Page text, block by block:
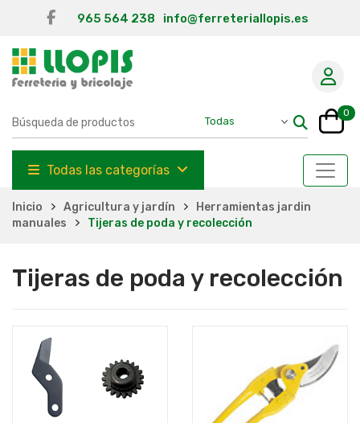
965 564 238 info@ferreteriallopis.es
0
Todas las categorías
Inicio Agricultura y jardín
Herramientas jardin
manuales
Tijeras de poda y recolección
Tijeras de poda y recolección